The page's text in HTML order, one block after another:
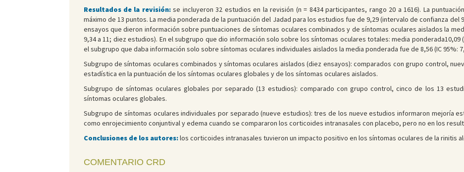
Resultados de la revisión:se incluyeron 32 estudios en la revisión (n = 8434 participantes, rango 20 a 1616). La
máximo de 13 puntos. La media ponderada de la puntuación del Jadad para los estudios fue de 9,29 (intervalo de confianza del
ensayos que dieron información sobre puntuaciones de síntomas oculares combinados y de síntomas oculares aislados la
9,34 a 11; diez estudios). En el subgrupo que dio información solo sobre los síntomas oculares totales: media ponderada10,09
el subgrupo que daba información solo sobre síntomas oculares individuales aislados la media ponderada fue de 8,56 (IC 95%:
Subgrupo de síntomas oculares combinados y síntomas oculares aislados (diez ensayos): comparados con grupo control,
estadística en la puntuación de los síntomas oculares globales y de los síntomas oculares aislados.
Subgrupo de síntomas oculares globales por separado (13 estudios): comparado con grupo control, cinco de los 13
síntomas oculares globales.
Subgrupo de síntomas oculares individuales por separado (nueve estudios): tres de los nueve estudios informaron mejoría
como enrojecimiento conjuntival y edema cuando se compararon los corticoides intranasales con placebo, pero no en los
Conclusiones de los autores:los corticoides intranasales tuvieron un impacto positivo en los síntomas oculares de la rinitis
COMENTARIO CRD